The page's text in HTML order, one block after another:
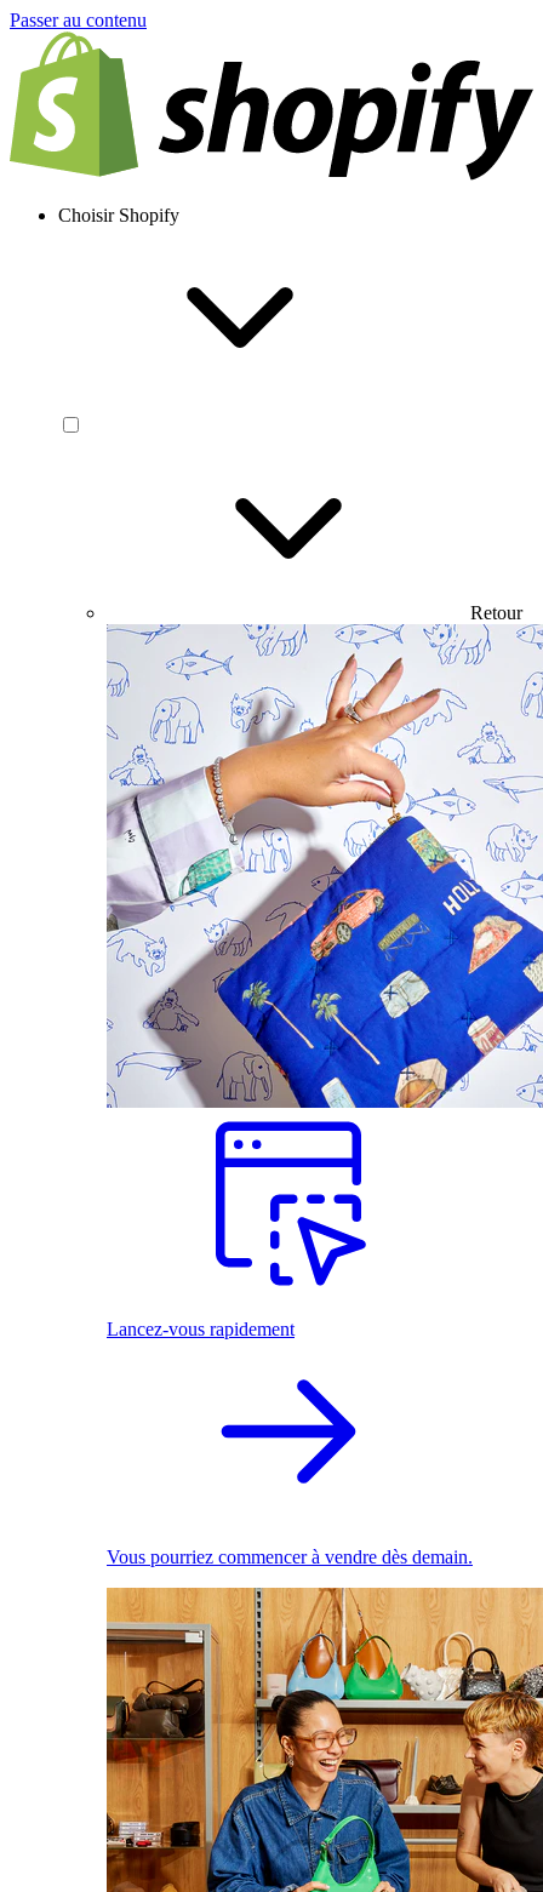
Passer au contenu
Choisir Shopify
Retour
Lancez-vous rapidement
Vous pourriez commencer à vendre dès demain.